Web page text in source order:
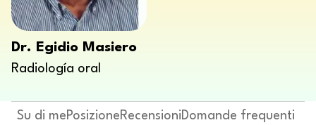
Dr. Egidio Masiero
Radiología oral
Su di mePosizioneRecensioniDomande frequenti